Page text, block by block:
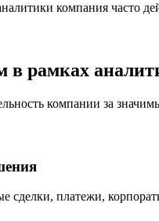
компания часто
в рамках
компании за
сделки, платежи,